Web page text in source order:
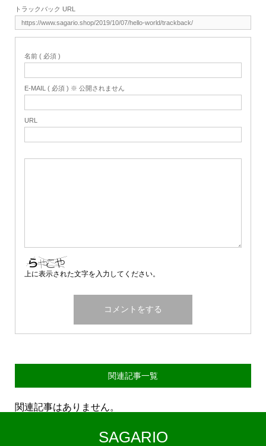
トラックバック URL
名前 ( 必須 )
E-MAIL ( 必須 ) ※ 公開されません
URL
上に表示された文字を入力してください。
関連記事一覧
関連記事はありません。
SAGARIO